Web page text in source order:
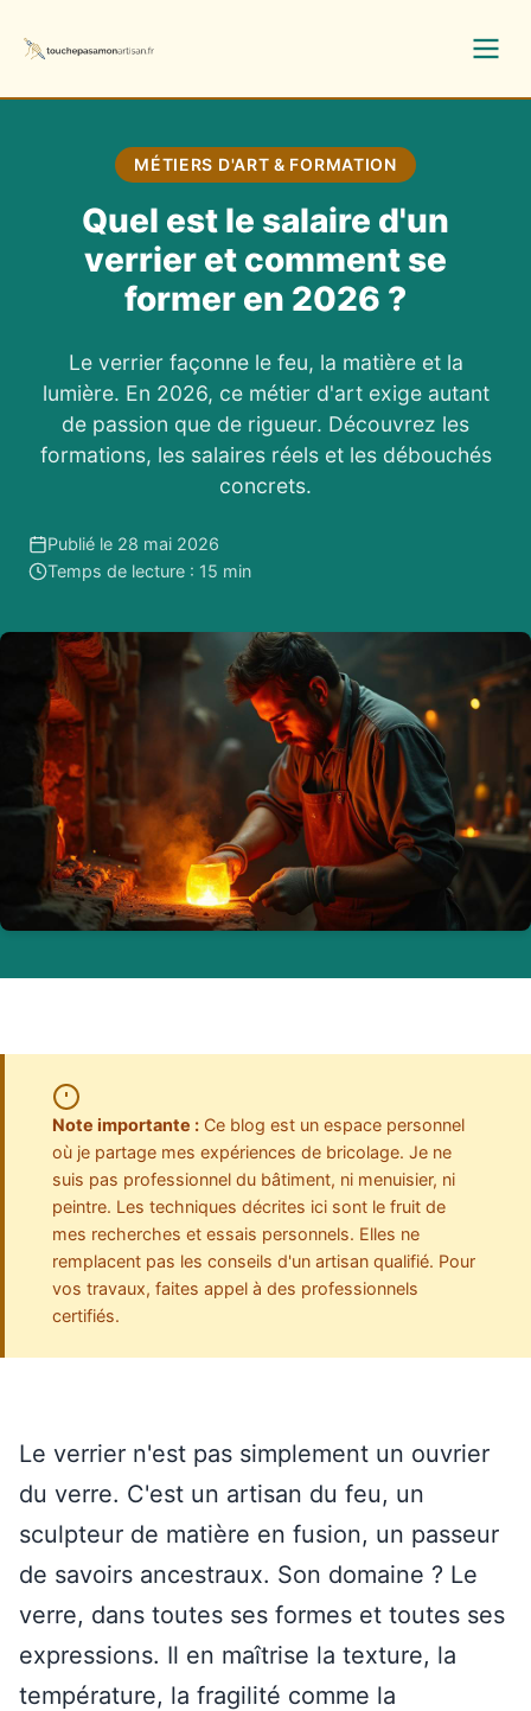
MÉTIERS D'ART & FORMATION
Quel est le salaire d'un
verrier et comment se
former en 2026 ?
Le verrier façonne le feu, la matière et la
lumière. En 2026, ce métier d'art exige autant
de passion que de rigueur. Découvrez les
formations, les salaires réels et les débouchés
concrets.
Publié le 28 mai 2026
Temps de lecture : 15 min
Note importante : Ce blog est un espace personnel
où je partage mes expériences de bricolage. Je ne
suis pas professionnel du bâtiment, ni menuisier, ni
peintre. Les techniques décrites ici sont le fruit de
mes recherches et essais personnels. Elles ne
remplacent pas les conseils d'un artisan qualifié. Pour
vos travaux, faites appel à des professionnels
certifiés.
Le verrier n'est pas simplement un ouvrier
du verre. C'est un artisan du feu, un
sculpteur de matière en fusion, un passeur
de savoirs ancestraux. Son domaine ? Le
verre, dans toutes ses formes et toutes ses
expressions. Il en maîtrise la texture, la
température, la fragilité comme la